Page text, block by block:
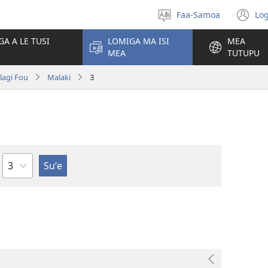
Filifili
le
gagana
Faa-Samoa
se
A LE TUSI
LOMIGA MA ISI
MEA
MEA
TUTUPU
Fou Malaki 3
Mataupu